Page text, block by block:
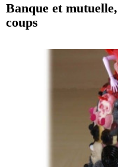
Banque et
coups